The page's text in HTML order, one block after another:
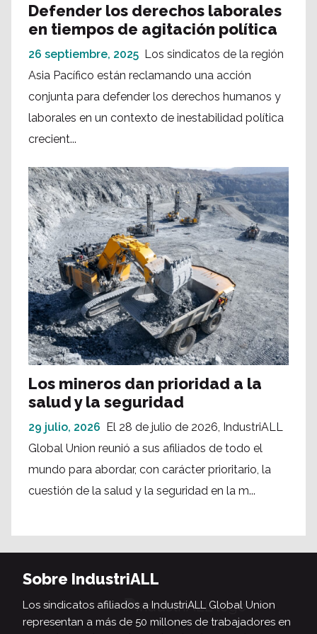
Defender los derechos laborales
en tiempos de agitación política
26 septiembre, 2025 Los sindicatos de la región
Asia Pacífico están reclamando una acción
conjunta para defender los derechos humanos y
laborales en un contexto de inestabilidad política
crecient...
Los mineros dan prioridad a la
salud y la seguridad
29 julio, 2026 El 28 de julio de 2026, IndustriALL
Global Union reunió a sus afiliados de todo el
mundo para abordar, con carácter prioritario, la
cuestión de la salud y la seguridad en la m...
Sobre IndustriALL
Los sindicatos afiliados a IndustriALL Global Union
representan a más de 50 millones de trabajadores en